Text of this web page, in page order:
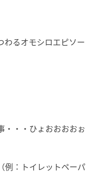
わるオモシロエピソー
・・・ひょおおおおぉ
例：トイレットペーパ